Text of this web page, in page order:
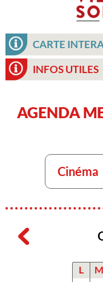
CARTE
INFOS UTILES
AGENDA
Cinéma
L M